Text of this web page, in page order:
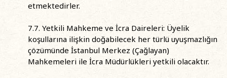
etmektedirler.
7.7. Yetkili Mahkeme ve İcra Daireleri: Üyelik
koşullarına ilişkin doğabilecek her türlü uyuşmazlığın
çözümünde İstanbul Merkez (Çağlayan)
Mahkemeleri ile İcra Müdürlükleri yetkili olacaktır.